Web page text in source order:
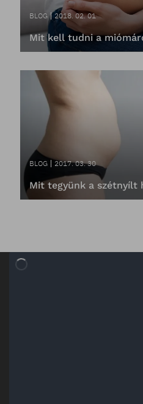
BLOG 2018. 02. 01
Mit kell tudni a
BLOG 2017. 03. 30
Mit tegyünk a szétnyílt